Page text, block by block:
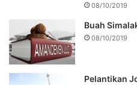
08/10/2019
Buah
08/10/2019
Pelantikan